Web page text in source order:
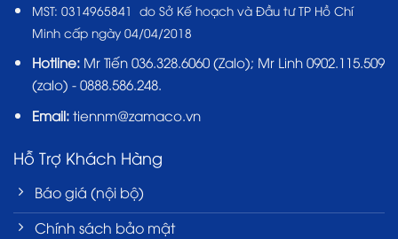
MST: 0314965841 do Sở Kế hoạch và Đầu tư TP Hồ Chí
Minh cấp ngày 04/04/2018
Hotline: Mr Tiến 036.328.6060(Zalo); Mr Linh 0902.115.509
(zalo) - 0888.586.248.
Email:tiennm@zamaco.vn
Hỗ Trợ Khách Hàng
Báo giá (nội bộ)
Chính sách bảo mật